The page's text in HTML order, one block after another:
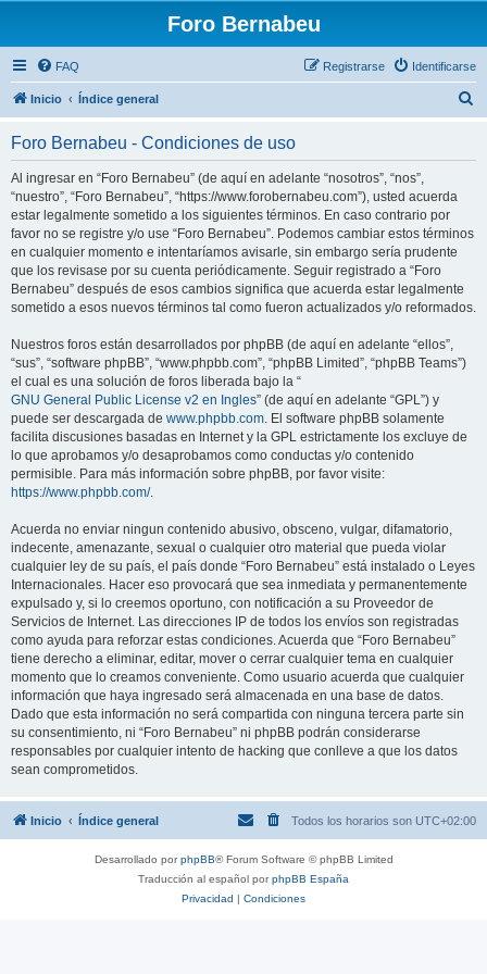
Foro Bernabeu
FAQ Identificarse
Registrarse
Inicio Índice general
Foro Bernabeu - Condiciones de uso
Al ingresar en “Foro Bernabeu” (de aquí en adelante “nosotros”, “nos”,
“nuestro”, “Foro Bernabeu”, “https://www.forobernabeu.com”), usted acuerda
estar legalmente sometido a los siguientes términos. En caso contrario por
favor no se registre y/o use “Foro Bernabeu”. Podemos cambiar estos términos
en cualquier momento e intentaríamos avisarle, sin embargo sería prudente
que los revisase por su cuenta periódicamente. Seguir registrado a “Foro
Bernabeu” después de esos cambios significa que acuerda estar legalmente
sometido a esos nuevos términos tal como fueron actualizados y/o reformados.
Nuestros foros están desarrollados por phpBB (de aquí en adelante “ellos”,
“sus”, “software phpBB”, “www.phpbb.com”, “phpBB Limited”, “phpBB Teams”)
el cual es una solución de foros liberada bajo la “
GNU General Public License v2 en Ingles” (de aquí en adelante “GPL”) y
puede ser descargada de www.phpbb.com. El software phpBB solamente
facilita discusiones basadas en Internet y la GPL estrictamente los excluye de
lo que aprobamos y/o desaprobamos como conductas y/o contenido
permisible. Para más información sobre phpBB, por favor visite:
https://www.phpbb.com/.
Acuerda no enviar ningun contenido abusivo, obsceno, vulgar, difamatorio,
indecente, amenazante, sexual o cualquier otro material que pueda violar
cualquier ley de su país, el país donde “Foro Bernabeu” está instalado o Leyes
Internacionales. Hacer eso provocará que sea inmediata y permanentemente
expulsado y, si lo creemos oportuno, con notificación a su Proveedor de
Servicios de Internet. Las direcciones IP de todos los envíos son registradas
como ayuda para reforzar estas condiciones. Acuerda que “Foro Bernabeu”
tiene derecho a eliminar, editar, mover o cerrar cualquier tema en cualquier
momento que lo creamos conveniente. Como usuario acuerda que cualquier
información que haya ingresado será almacenada en una base de datos.
Dado que esta información no será compartida con ninguna tercera parte sin
su consentimiento, ni “Foro Bernabeu” ni phpBB podrán considerarse
responsables por cualquier intento de hacking que conlleve a que los datos
sean comprometidos.
Inicio Índice general Todos los horarios son UTC+02:00
Desarrollado porphpBB® Forum Software © phpBB Limited
Traducción al español porphpBB España
Privacidad | Condiciones